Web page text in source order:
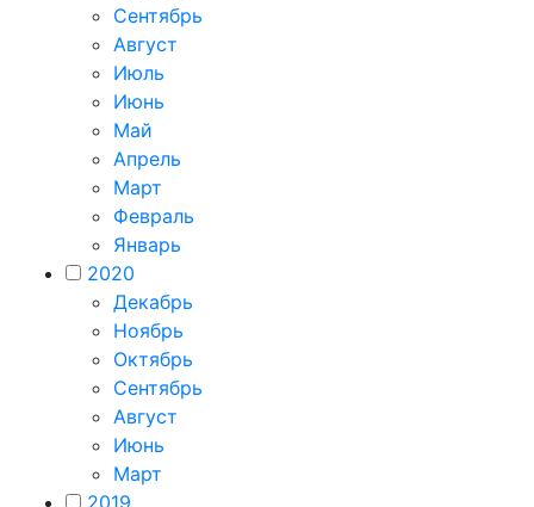
Сентябрь
Август
Июль
Июнь
Май
Апрель
Март
Февраль
Январь
2020
Декабрь
Ноябрь
Октябрь
Сентябрь
Август
Июнь
Март
2019